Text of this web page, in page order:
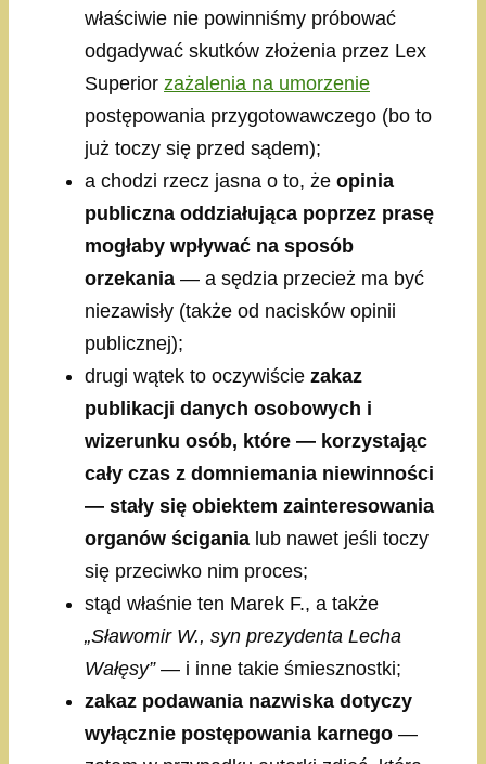
właściwie nie powinniśmy próbować
odgadywać skutków złożenia przez Lex
Superior zażalenia na umorzenie
postępowania przygotowawczego (bo to
już toczy się przed sądem);
a chodzi rzecz jasna o to, że opinia
publiczna oddziałująca poprzez prasę
mogłaby wpływać na sposób
orzekania — a sędzia przecież ma być
niezawisły (także od nacisków opinii
publicznej);
drugi wątek to oczywiście zakaz
publikacji danych osobowych i
wizerunku osób, które — korzystając
cały czas z domniemania niewinności
— stały się obiektem zainteresowania
organów ścigania lub nawet jeśli toczy
się przeciwko nim proces;
stąd właśnie ten Marek F., a także
„Sławomir W., syn prezydenta Lecha
Wałęsy”— i inne takie śmiesznostki;
zakaz podawania nazwiska dotyczy
wyłącznie postępowania karnego —